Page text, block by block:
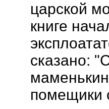
царской
книге
сказано:
помещики